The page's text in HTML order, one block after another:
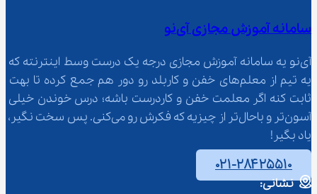
سامانه آموزش مجازی آی‌نو
آی‌نو یه سامانه آموزش مجازی درجه یک درست وسط اینترنته که
یه تیم از معلم‌‌های خفن و کاربلد رو دور هم جمع کرده تا بهت
ثابت کنه اگر معلمت خفن و کاردرست باشه؛ درس خوندن خیلی
آسون‌تر و باحال‌تر از چیزیه که فکرش رو می‌کنی. پس سخت نگیر،
یاد بگیر!
۰۲۱-۲۸۴۲۵۵۱۰
نشانی: